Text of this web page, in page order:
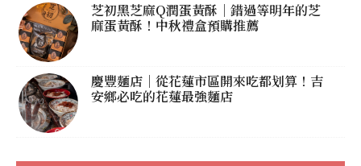
芝初黑芝麻Q潤蛋黃酥｜錯過等明年的芝
麻蛋黃酥！中秋禮盒預購推薦
慶豐麵店｜從花蓮市區開來吃都划算！吉
安鄉必吃的花蓮最強麵店